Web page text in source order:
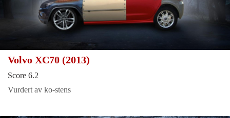
Volvo XC70 (2013)
Score 6.2
Vurdert av ko-stens